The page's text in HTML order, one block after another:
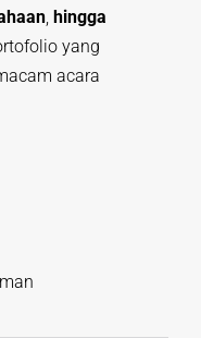
, hingga
yang
acara